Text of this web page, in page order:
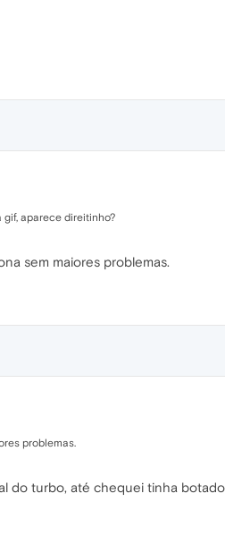
aparece direitinho?
sem maiores problemas.
problemas.
do turbo, até chequei tinha